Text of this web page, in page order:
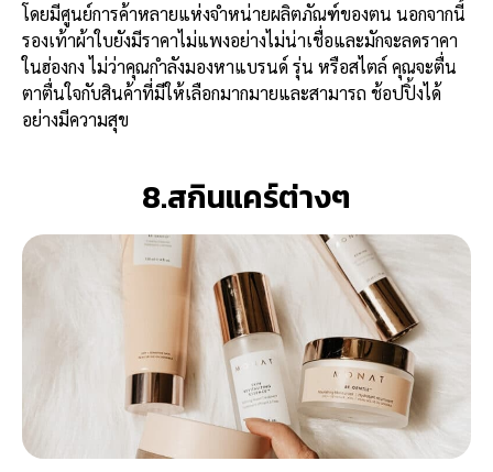
โดยมีศูนย์การค้าหลายแห่งจำหน่ายผลิตภัณฑ์ของตน นอกจากนี้
รองเท้าผ้าใบยังมีราคาไม่แพงอย่างไม่น่าเชื่อและมักจะลดราคา
ในฮ่องกง ไม่ว่าคุณกำลังมองหาแบรนด์ รุ่น หรือสไตล์ คุณจะตื่น
ตาตื่นใจกับสินค้าที่มีให้เลือกมากมายและสามารถ ช้อปปิ้งได้
อย่างมีความสุข
8.สกินแคร์ต่างๆ